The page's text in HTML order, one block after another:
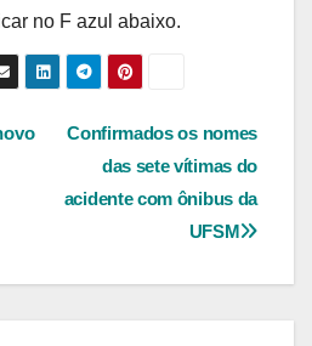
no F azul abaixo.
Confirmados os nomes
das sete vítimas do
acidente com ônibus da
UFSM